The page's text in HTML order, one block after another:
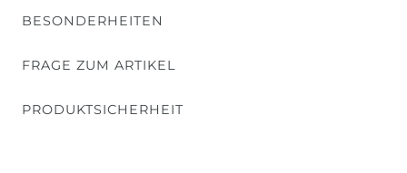
BESONDERHEITEN
FRAGE ZUM ARTIKEL
PRODUKTSICHERHEIT